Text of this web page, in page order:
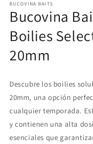
multimedia
1
en
ventana
modal
BUCOVINA BAITS
Bucovina
Boilies
20mm
Descubre los boilies
20mm, una opción
cualquier temporada.
y contienen una alta
esenciales que